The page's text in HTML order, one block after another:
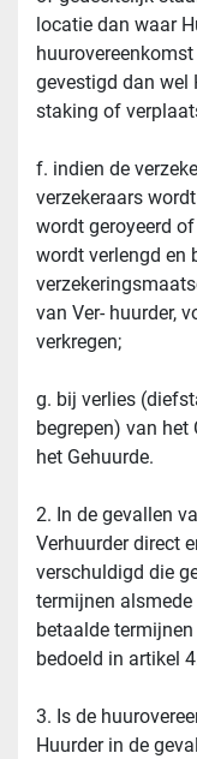
locatie dan waar
gevestigd dan wel
staking of
f. indien de
verzekeraars
wordt geroyeerd
wordt verlengd en
van Ver- huurder,
verkregen;
g. bij verlies
begrepen) van
het Gehuurde.
2. In de gevallen
Verhuurder direct
verschuldigd die
termijnen
betaalde
bedoeld in artikel
3. Is de
Huurder in de